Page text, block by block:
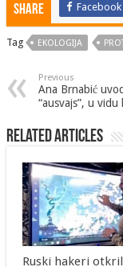
Share Facebook
Tag EKOLOGIJA
Previous
Ana Brnabić
“ausvajs”, u
Related Articles
Ruski hakeri